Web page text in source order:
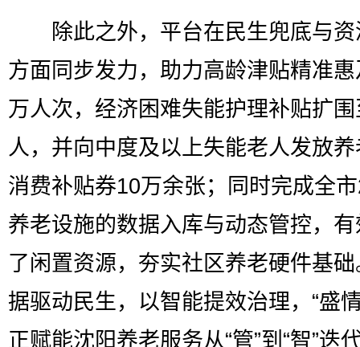
除此之外，平台在民生兜底与资
方面同步发力，助力高龄津贴精准
万人次，经济困难失能护理补贴扩
人，并向中度及以上失能老人发放
消费补贴券10万余张；同时完成全
养老设施的数据入库与动态管控，
了闲置资源，夯实社区养老硬件基
据驱动民生，以智能提效治理，“盛
正赋能沈阳养老服务从“管”到“智”迭